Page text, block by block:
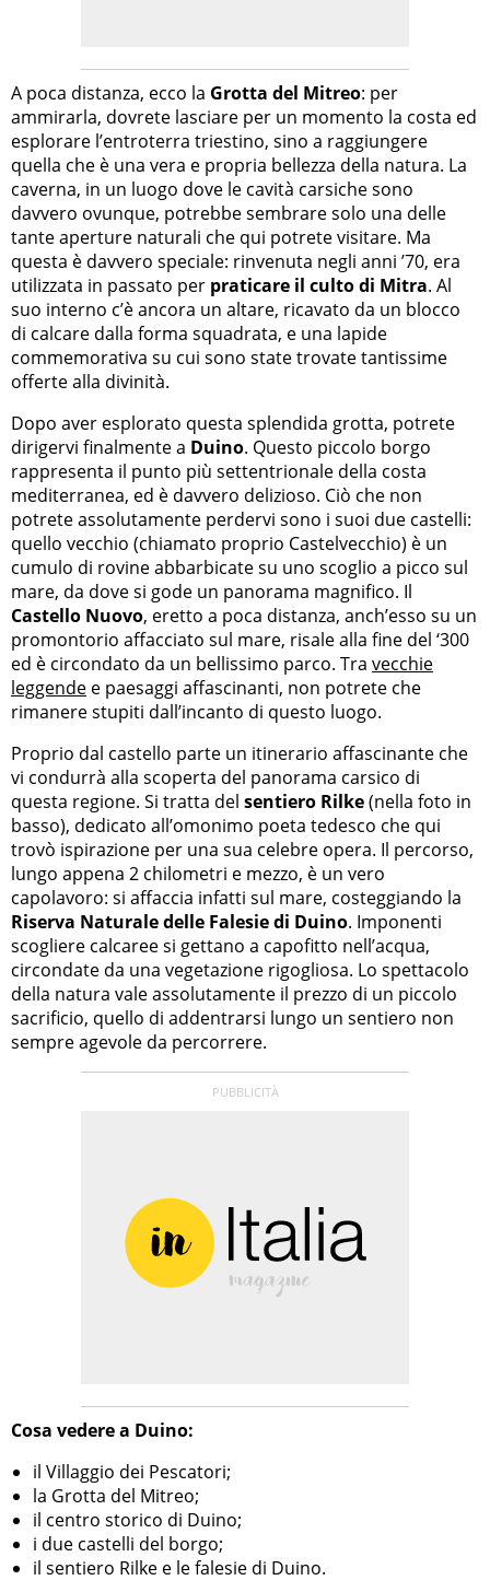
A poca distanza, ecco la Grotta del Mitreo: per
ammirarla, dovrete lasciare per un momento la costa ed
esplorare l’entroterra triestino, sino a raggiungere
quella che è una vera e propria bellezza della natura. La
caverna, in un luogo dove le cavità carsiche sono
davvero ovunque, potrebbe sembrare solo una delle
tante aperture naturali che qui potrete visitare. Ma
questa è davvero speciale: rinvenuta negli anni ’70, era
utilizzata in passato per praticare il culto di Mitra. Al
suo interno c’è ancora un altare, ricavato da un blocco
di calcare dalla forma squadrata, e una lapide
commemorativa su cui sono state trovate tantissime
offerte alla divinità.
Dopo aver esplorato questa splendida grotta, potrete
dirigervi finalmente a Duino. Questo piccolo borgo
rappresenta il punto più settentrionale della costa
mediterranea, ed è davvero delizioso. Ciò che non
potrete assolutamente perdervi sono i suoi due castelli:
quello vecchio (chiamato proprio Castelvecchio) è un
cumulo di rovine abbarbicate su uno scoglio a picco sul
mare, da dove si gode un panorama magnifico. Il
Castello Nuovo, eretto a poca distanza, anch’esso su un
promontorio affacciato sul mare, risale alla fine del ‘300
ed è circondato da un bellissimo parco. Tra vecchie
leggende e paesaggi affascinanti, non potrete che
rimanere stupiti dall’incanto di questo luogo.
Proprio dal castello parte un itinerario affascinante che
vi condurrà alla scoperta del panorama carsico di
questa regione. Si tratta del sentiero Rilke(nella foto in
basso), dedicato all’omonimo poeta tedesco che qui
trovò ispirazione per una sua celebre opera. Il percorso,
lungo appena 2 chilometri e mezzo, è un vero
capolavoro: si affaccia infatti sul mare, costeggiando la
Riserva Naturale delle Falesie di Duino. Imponenti
scogliere calcaree si gettano a capofitto nell’acqua,
circondate da una vegetazione rigogliosa. Lo spettacolo
della natura vale assolutamente il prezzo di un piccolo
sacrificio, quello di addentrarsi lungo un sentiero non
sempre agevole da percorrere.
Cosa vedere a Duino:
il Villaggio dei Pescatori;
la Grotta del Mitreo;
il centro storico di Duino;
i due castelli del borgo;
il sentiero Rilke e le falesie di Duino.